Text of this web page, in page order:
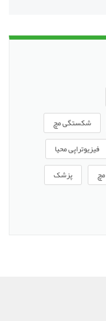
شکستگی مچ
فیزیوتراپی محیا
مچ
پزشک